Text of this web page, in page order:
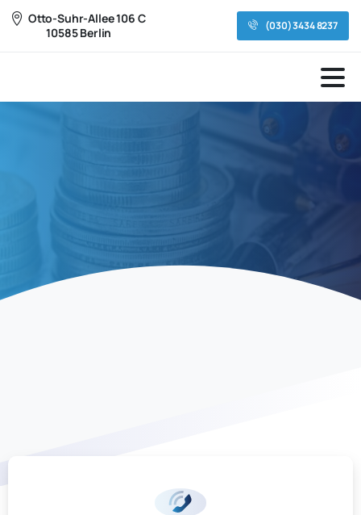
Otto-Suhr-Allee 106 C
10585 Berlin
(030) 3434 8237